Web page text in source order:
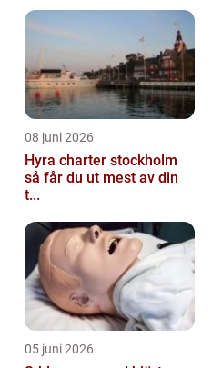
08 juni 2026
Hyra charter stockholm
så får du ut mest av din
t...
05 juni 2026